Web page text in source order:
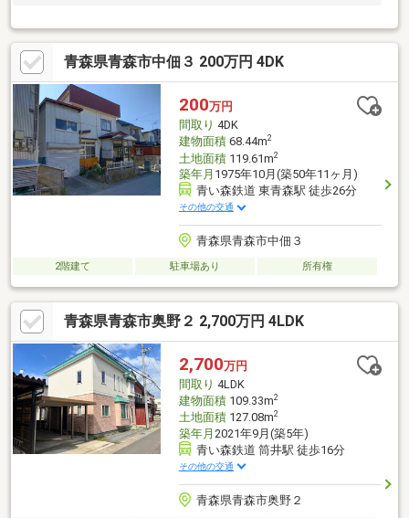
青森県青森市中佃３ 200万円 4DK
200万円
間取り 4DK
建物面積68.44m2
土地面積119.61m2
築年月 1975年10月(築50年11ヶ月)
青い森鉄道 東青森駅 徒歩26分
その他の交通
青森県青森市中佃３
2階建て 駐車場あり 所有権
青森県青森市奥野２ 2,700万円 4LDK
2,700万円
間取り 4LDK
建物面積109.33m2
土地面積127.08m2
築年月 2021年9月(築5年)
青い森鉄道 筒井駅 徒歩16分
その他の交通
青森県青森市奥野２